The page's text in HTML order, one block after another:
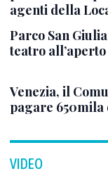
agenti della
Parco San
teatro
Venezia, il
pagare 650mila
VIDEO